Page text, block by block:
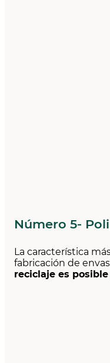
Número 5-
La característica
fabricación de
reciclaje es